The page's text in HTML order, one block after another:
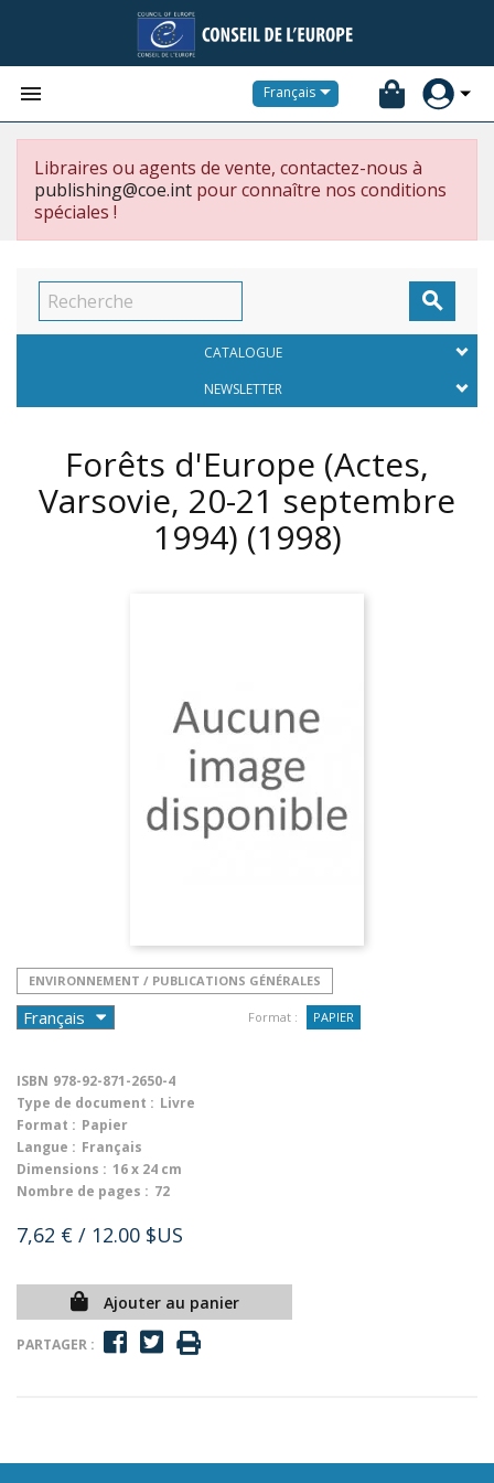
 Français
Libraires ou agents de vente, contactez-nous à
publishing@coe.int pour connaître nos conditions
spéciales !

CATALOGUE
NEWSLETTER
Forêts d'Europe (Actes,
Varsovie, 20-21 septembre
1994) (1998)
ENVIRONNEMENT / PUBLICATIONS GÉNÉRALES
Format : PAPIER
ISBN 978-92-871-2650-4
Type de document : Livre
Format : Papier
Langue : Français
Dimensions : 16 x 24 cm
Nombre de pages : 72
7,62 € / 12.00 $US
Ajouter au panier
PARTAGER :